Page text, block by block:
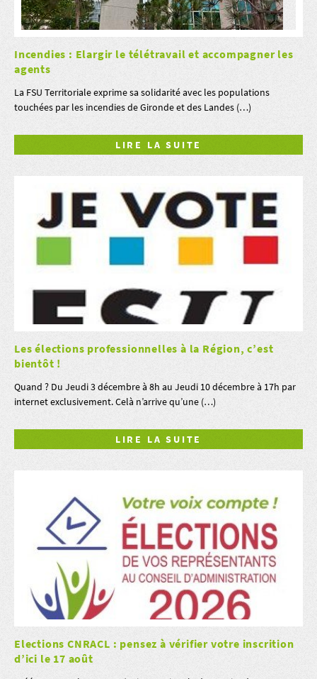
Incendies : Elargir le télétravail et accompagner les
agents
La FSU Territoriale exprime sa solidarité avec les populations
touchées par les incendies de Gironde et des Landes (…)
LIRE LA SUITE
Les élections professionnelles à la Région, c’est
bientôt !
Quand ? Du Jeudi 3 décembre à 8h au Jeudi 10 décembre à 17h par
internet exclusivement. Celà n’arrive qu’une (…)
LIRE LA SUITE
Elections CNRACL : pensez à vérifier votre inscrition
d’ici le 17 août